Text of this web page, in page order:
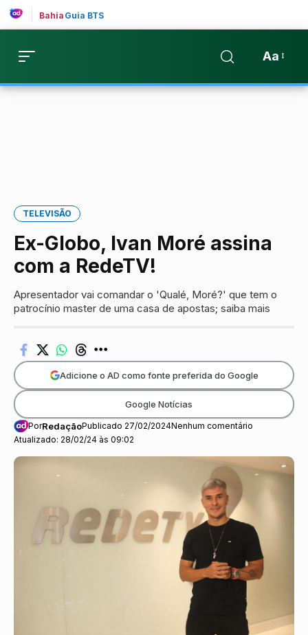
Bahia Guia BTS
Aa
TELEVISÃO
Ex-Globo, Ivan Moré assina
com a RedeTV!
Apresentador vai comandar o 'Qualé, Moré?' que tem o
patrocínio master de uma casa de apostas; saiba mais
Atualizado: 28/02/24 às 09:02
PorRedaçãoPublicado 27/02/2024Nenhum comentário
Adicione o AD como fonte preferida do Google
Google Notícias